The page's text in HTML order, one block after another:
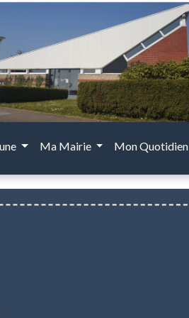
Ma Mairie Mon Quotidien